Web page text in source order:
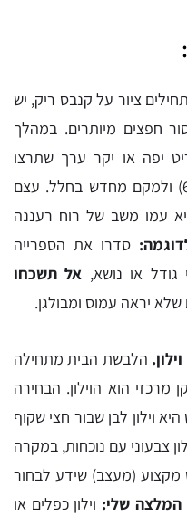
ציור על קנבס ריק, יש
חפצים מיותרים. במהלך
יפה או יקר ערך שתרצו
(ראו על כך בטיפ מספר 6) ולמקם מחדש בחלל. עצם
עמו משב של רוח רעננה
סדרו את הספרייה
או נושא, אל תשכחו
יראה עמוס ומבולגן.
הלבשת הבית מתחילה
הוא הוילון. הבחירה
וילון לבן שבור חצי שקוף
צבעוני עם נוכחות, במקרה
מקצוע (מעצב) שידע לבחור
המלצה שלי: וילון כפלים או